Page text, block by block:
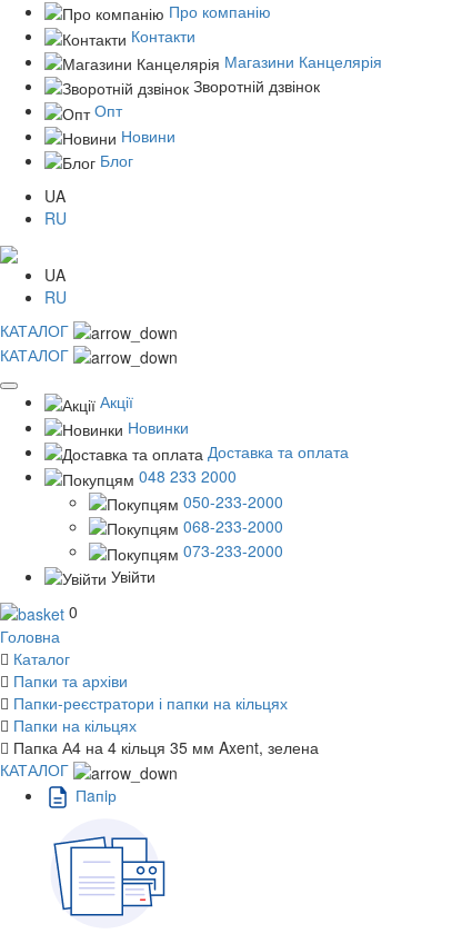
Про компанію
Контакти
Магазини Канцелярія
Зворотній дзвінок
Опт
Новини
Блог
UA
RU
UA
RU
КАТАЛОГ
КАТАЛОГ
Акції
Новинки
Доставка та оплата
048 233 2000
050-233-2000
068-233-2000
073-233-2000
Увійти
0
Головна
Каталог
Папки та архіви
Папки-реєстратори і папки на кільцях
Папки на кільцях
Папка А4 на 4 кільця 35 мм Axent, зелена
КАТАЛОГ
Пaпiр